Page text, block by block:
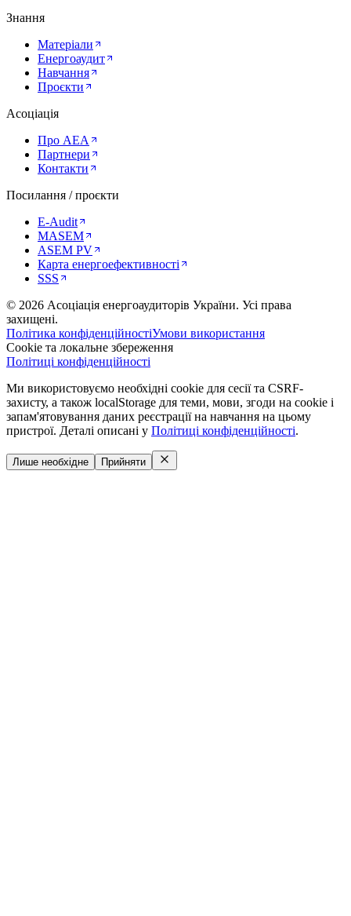
Знання
Матеріали
Енергоаудит
Навчання
Проєкти
Асоціація
Про AEA
Партнери
Контакти
Посилання / проєкти
E-Audit
MASEM
ASEM PV
Карта енергоефективності
SSS
© 2026 Асоціація енергоаудиторів України. Усі права
захищені.
Політика конфіденційностіУмови використання
Cookie та локальне збереження
Політиці конфіденційності
Ми використовуємо необхідні cookie для сесії та CSRF-
захисту, а також localStorage для теми, мови, згоди на cookie і
запам'ятовування даних реєстрації на навчання на цьому
пристрої. Деталі описані у Політиці конфіденційності.
Лише необхідне Прийняти